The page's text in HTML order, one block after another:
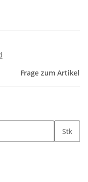
Frage zum Artikel
Stk